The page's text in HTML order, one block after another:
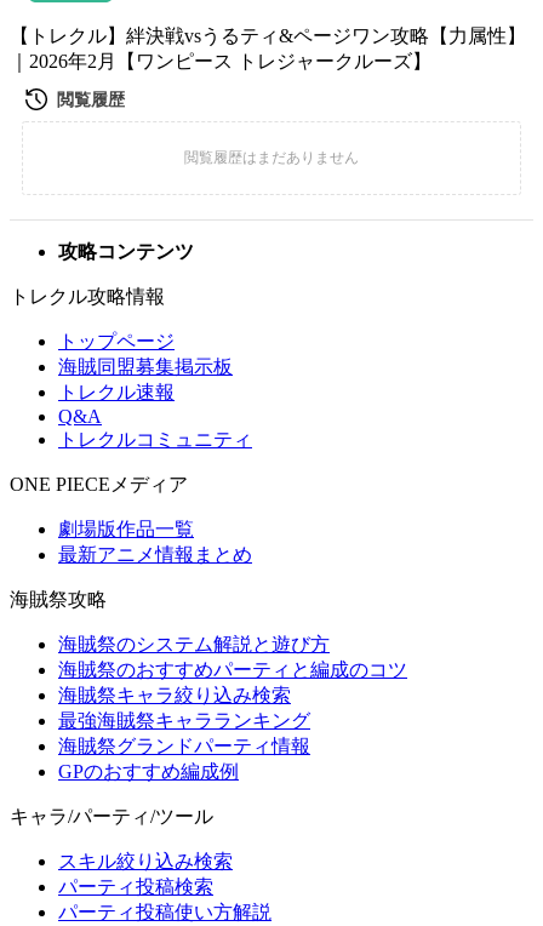
【トレクル】絆決戦vsうるティ&ページワン攻略【力属性】
｜2026年2月【ワンピース トレジャークルーズ】
攻略コンテンツ
トレクル攻略情報
トップページ
海賊同盟募集掲示板
トレクル速報
Q&A
トレクルコミュニティ
ONE PIECEメディア
劇場版作品一覧
最新アニメ情報まとめ
海賊祭攻略
海賊祭のシステム解説と遊び方
海賊祭のおすすめパーティと編成のコツ
海賊祭キャラ絞り込み検索
最強海賊祭キャラランキング
海賊祭グランドパーティ情報
GPのおすすめ編成例
キャラ/パーティ/ツール
スキル絞り込み検索
パーティ投稿検索
パーティ投稿使い方解説